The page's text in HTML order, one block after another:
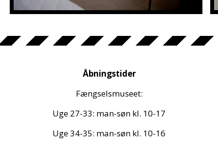
Åbningstider
Fængselsmuseet:
Uge 27-33: man-søn kl. 10-17
Uge 34-35: man-søn kl. 10-16